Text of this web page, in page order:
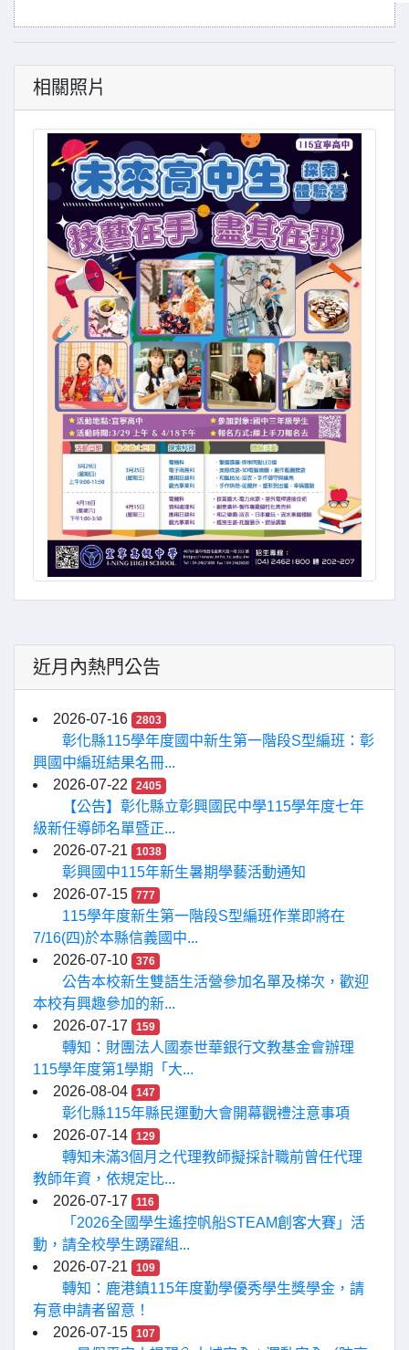
相關照片
近月內熱門公告
2026-07-16 2803
彰化縣115學年度國中新生第一階段S型編班：彰
興國中編班結果名冊...
2026-07-22
2405
【公告】彰化縣立彰興國民中學115學年度七年
級新任導師名單暨正...
2026-07-21
1038
彰興國中115年新生暑期學藝活動通知
2026-07-15
777
115學年度新生第一階段S型編班作業即將在
7/16(四)於本縣信義國中...
2026-07-10
376
公告本校新生雙語生活營參加名單及梯次，歡迎
本校有興趣參加的新...
2026-07-17
159
轉知：財團法人國泰世華銀行文教基金會辦理
115學年度第1學期「大...
2026-08-04
147
彰化縣115年縣民運動大會開幕觀禮注意事項
2026-07-14
129
轉知未滿3個月之代理教師擬採計職前曾任代理
教師年資，依規定比...
2026-07-17
116
「2026全國學生遙控帆船STEAM創客大賽」活
動，請全校學生踴躍組...
2026-07-21
109
轉知：鹿港鎮115年度勤學優秀學生獎學金，請
有意申請者留意！
2026-07-15
107